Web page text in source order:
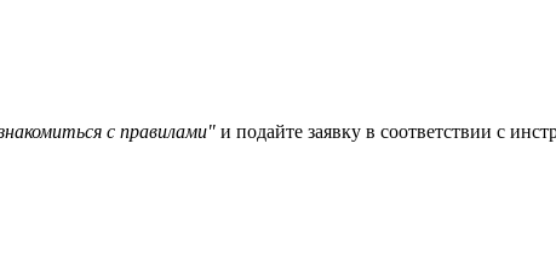
с правилами" и подайте заявку в соответствии с